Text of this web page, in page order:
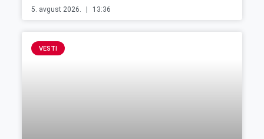
5. avgust 2026. 13:36
VESTI